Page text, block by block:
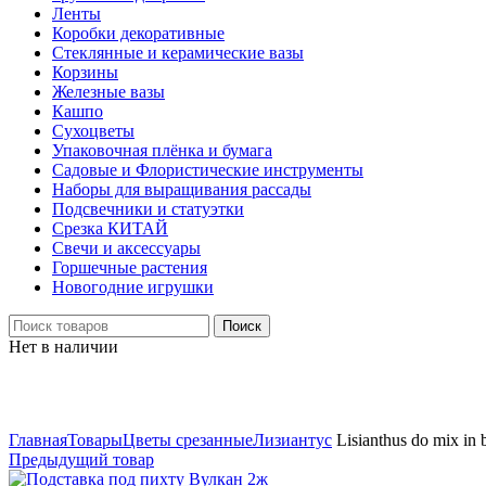
Ленты
Коробки декоративные
Стеклянные и керамические вазы
Корзины
Железные вазы
Кашпо
Сухоцветы
Упаковочная плёнка и бумага
Садовые и Флористические инструменты
Наборы для выращивания рассады
Подсвечники и статуэтки
Срезка КИТАЙ
Свечи и аксессуары
Горшечные растения
Новогодние игрушки
Поиск
Нет в наличии
ГлавнаяТоварыЦветы срезанныеЛизиантус Lisianthus do mix in
Предыдущий товар